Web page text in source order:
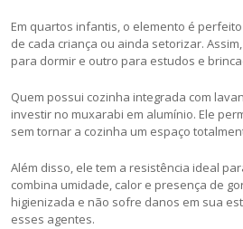
Em quartos infantis, o elemento é
de cada criança ou ainda setorizar.
para dormir e outro para estudos e
Quem possui cozinha integrada com
investir no muxarabi em alumínio. Ele
sem tornar a cozinha um espaço
Além disso, ele tem a resistência ideal
combina umidade, calor e presença de
higienizada e não sofre danos em sua
esses agentes.